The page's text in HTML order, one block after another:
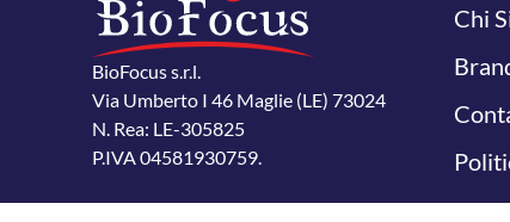
BioFocus s.r.l.
Via Umberto I 46 Maglie (LE) 73024
N. Rea: LE-305825
P.IVA 04581930759.
Chi